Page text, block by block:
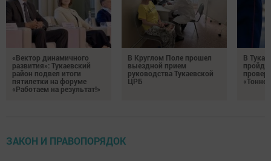
«Вектор динамичного
развития»: Тукаевский
район подвел итоги
пятилетки на форуме
«Работаем на результат!»
В Круглом Поле прошел
выездной прием
руководства Тукаевской
ЦРБ
В
ЗАКОН И ПРАВОПОРЯДОК